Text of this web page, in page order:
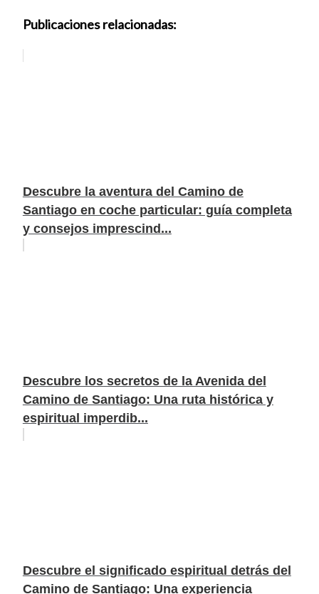
Publicaciones relacionadas:
Descubre la aventura del Camino de
Santiago en coche particular: guía completa
y consejos imprescind...
Descubre los secretos de la Avenida del
Camino de Santiago: Una ruta histórica y
espiritual imperdib...
Descubre el significado espiritual detrás del
Camino de Santiago: Una experiencia